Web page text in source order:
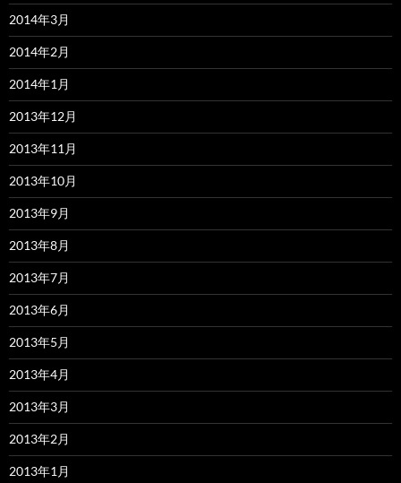
2014年3月
2014年2月
2014年1月
2013年12月
2013年11月
2013年10月
2013年9月
2013年8月
2013年7月
2013年6月
2013年5月
2013年4月
2013年3月
2013年2月
2013年1月